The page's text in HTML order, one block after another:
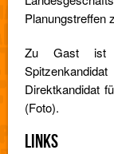
Planungstreffen
Zu Gast ist
Direktkandidat
(Foto).
LINKS